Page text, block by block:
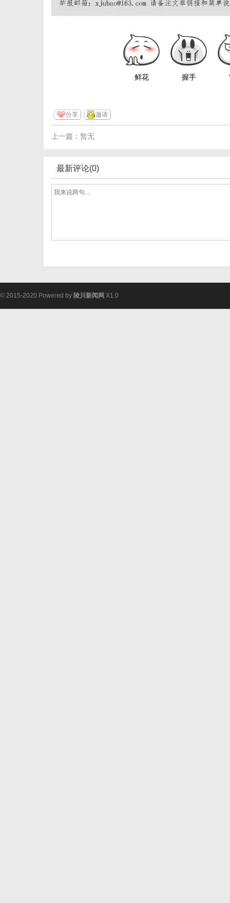
鲜花 握手
分享 邀请
上一篇：暂无
最新评论(0)
© 2015-2020 Powered by 陵川新闻网 X1.0